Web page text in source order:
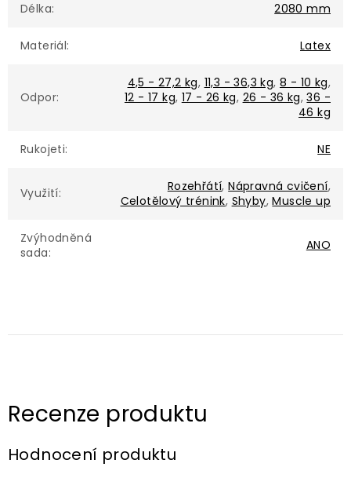
Délka: 2080 mm
Materiál: Latex
Odpor:
4,5 - 27,2 kg, 11,3 - 36,3 kg, 8 - 10 kg,
12 - 17 kg, 17 - 26 kg, 26 - 36 kg,36 -
46 kg
Rukojeti: NE
Využití: Rozehřátí,Nápravná cvičení,
Celotělový trénink, Shyby,Muscle up
Zvýhodněná
sada: ANO
Hodnocení produktu